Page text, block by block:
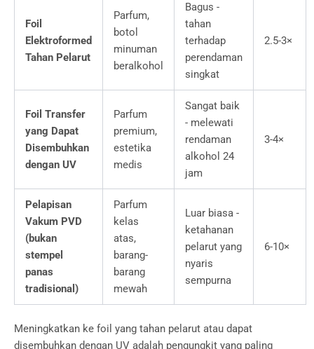
Foil
Elektroformed
Tahan Pelarut
Parfum,
botol
minuman
beralkohol
Bagus -
tahan
terhadap
perendaman
singkat
2.5-3×
Foil Transfer
yang Dapat
Disembuhkan
dengan UV
Parfum
premium,
estetika
medis
Sangat baik
- melewati
rendaman
alkohol 24
jam
3-4×
Pelapisan
Vakum PVD
(bukan
stempel
panas
tradisional)
Parfum
kelas
atas,
barang-
barang
mewah
Luar biasa -
ketahanan
pelarut yang
nyaris
sempurna
6-10×
Meningkatkan ke foil yang tahan pelarut atau dapat
disembuhkan dengan UV adalah pengungkit yang paling